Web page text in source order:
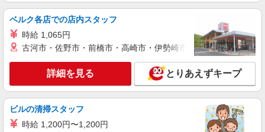
給：4,000円/回 ◎残業時は別途時間外手当支給
（超過1分〜） ◎居住支援特別手当は勤続5年目ま
での方はさらに1万円支給（再入社は除く） ◎賞
キープ
アルバイト パート
SOMPOケア 大田 訪問介護/3136cc2
登録ヘルパー
★（東京都）居住支援特別手当対象求人 【介
護福祉士】 時給1,800円 ◎週20時間以上勤務（社
給2,100円〜 【実務者研修・初任者研修（ヘルパ
ー1級・2級）】 時給1,720円 ◎週20時間以上勤務
東京都大田区西蒲田6丁目36-11 西蒲田NSビ
ベルク各店での店内スタッフ
時給 1,065円
古河市・佐野市・前橋市・高崎市・伊勢崎市・太田市・館林市
詳細を見る とりあえずキープ
ビルの清掃スタッフ
時給 1,200円〜1,200円